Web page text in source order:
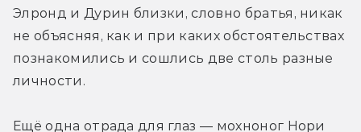
Элронд и Дурин близки, словно братья, никак
не объясняя, как и при каких обстоятельствах
познакомились и сошлись две столь разные
личности.
Ещё одна отрада для глаз — мохноног Нори